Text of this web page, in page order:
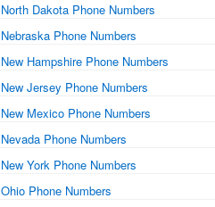
North Dakota Phone Numbers
Nebraska Phone Numbers
New Hampshire Phone Numbers
New Jersey Phone Numbers
New Mexico Phone Numbers
Nevada Phone Numbers
New York Phone Numbers
Ohio Phone Numbers